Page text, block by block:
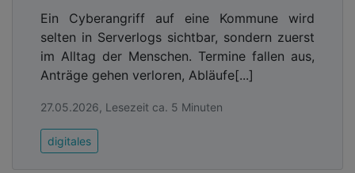
Ein Cyberangriff auf eine Kommune wird
selten in Serverlogs sichtbar, sondern zuerst
im Alltag der Menschen. Termine fallen aus,
Anträge gehen verloren, Abläufe[...]
27.05.2026, Lesezeit ca. 5 Minuten
digitales